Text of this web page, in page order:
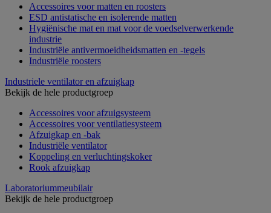
Accessoires voor matten en roosters
ESD antistatische en isolerende matten
Hygiënische mat en mat voor de voedselverwerkende
industrie
Industriële antivermoeidheidsmatten en -tegels
Industriële roosters
Industriele ventilator en afzuigkap
Bekijk de hele productgroep
Accessoires voor afzuigsysteem
Accessoires voor ventilatiesysteem
Afzuigkap en -bak
Industriële ventilator
Koppeling en verluchtingskoker
Rook afzuigkap
Laboratoriummeubilair
Bekijk de hele productgroep